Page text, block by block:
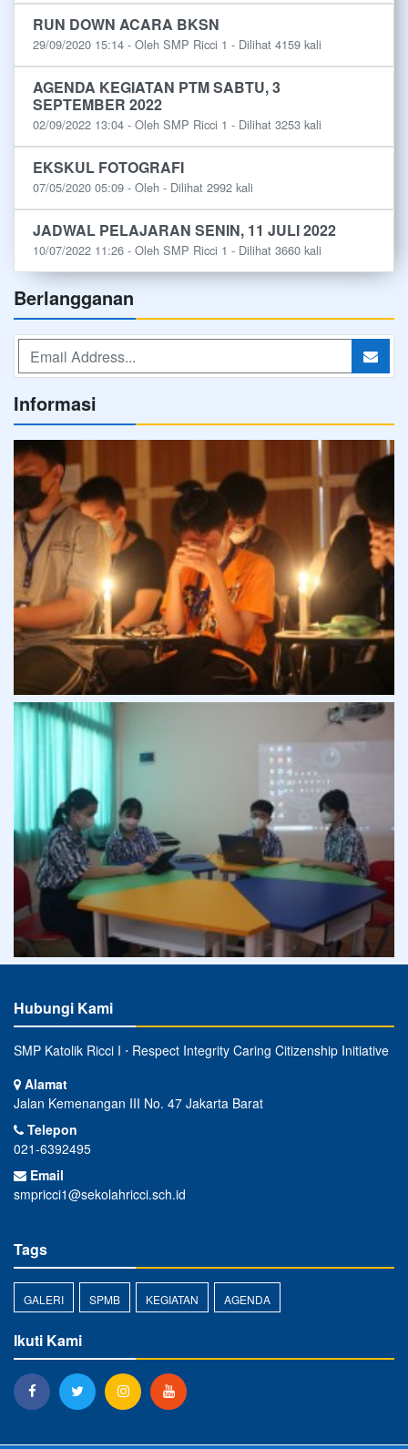
RUN DOWN ACARA BKSN
29/09/2020 15:14 - Oleh SMP Ricci 1 - Dilihat 4159 kali
AGENDA KEGIATAN PTM SABTU, 3
SEPTEMBER 2022
02/09/2022 13:04 - Oleh SMP Ricci 1 - Dilihat 3253 kali
EKSKUL FOTOGRAFI
07/05/2020 05:09 - Oleh - Dilihat 2992 kali
JADWAL PELAJARAN SENIN, 11 JULI 2022
10/07/2022 11:26 - Oleh SMP Ricci 1 - Dilihat 3660 kali
Berlangganan
Informasi
Hubungi Kami
SMP Katolik Ricci I ⋅ Respect Integrity Caring Citizenship Initiative
Alamat
Jalan Kemenangan III No. 47 Jakarta Barat
Telepon
021-6392495
Email
smpricci1@sekolahricci.sch.id
Tags
GALERI SPMB KEGIATAN AGENDA
Ikuti Kami